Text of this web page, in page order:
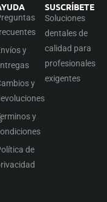
y
y
y
de
SUSCRÍBETE
Soluciones
dentales de
calidad para
profesionales
exigentes